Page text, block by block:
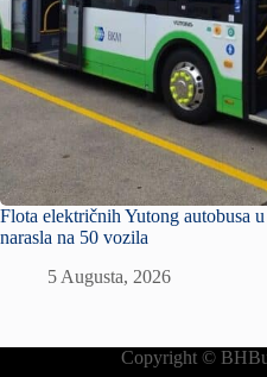
Flota električnih Yutong autobusa
narasla na 50 vozila
5 Augusta, 2026
Copyright ©